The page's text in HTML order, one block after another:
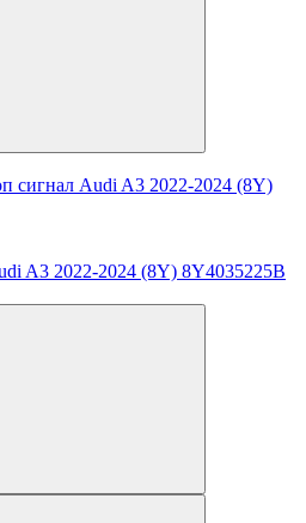
сигнал Audi A3 2022-2024 (8Y)